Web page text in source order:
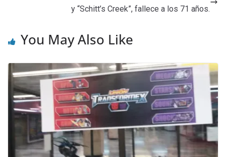
y “Schitt’s Creek”, fallece a los 71 años.
You May Also Like